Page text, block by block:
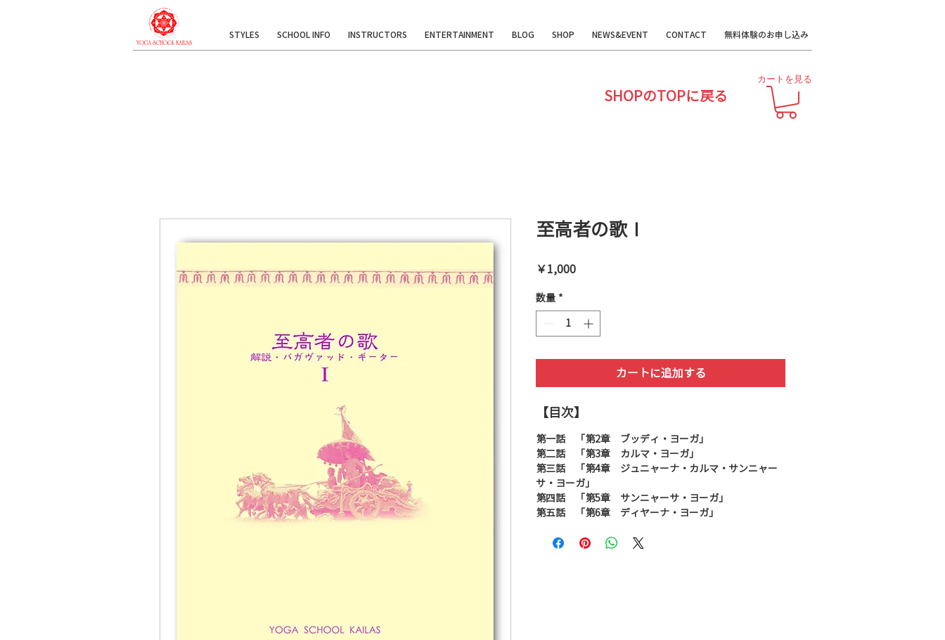
STYLES SCHOOL INFO INSTRUCTORS ENTERTAINMENT BLOG SHOP NEWS&EVENT CONTACT 無料体験のお申し込み
カートを見る
SHOPのTOPに戻る
至高者の歌Ⅰ
￥1,000価
数量 *
カートに追加する
【目次】
第一話 「第2章 ブッディ・ヨーガ」
第二話 「第3章 カルマ・ヨーガ」
第三話 「第4章 ジュニャーナ・カルマ・サンニャー
サ・ヨーガ」
第四話 「第5章 サンニャーサ・ヨーガ」
第五話 「第6章 ディヤーナ・ヨーガ」